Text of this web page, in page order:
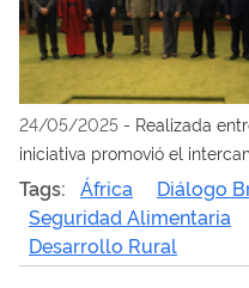
24/05/2025 - Realizada
iniciativa promovió el
sobre Seguridad
Desarrollo Rural
Tags: África Diálogo
Seguridad Alimentaria
Desarrollo Rural